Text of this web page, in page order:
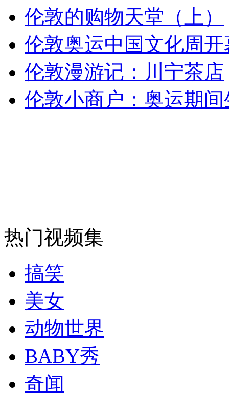
外交部：反对强权政治霸凌主义
安徽一实载49人客车翻车
纽约上演“枕头大战”
司机酒驾遇交警 急速倒车逃窜
伦敦的购物天堂（上）
伦敦奥运中国文化周开
伦敦漫游记：川宁茶店
伦敦小商户：奥运期
热门视频集
搞笑
美女
动物世界
BABY秀
奇闻